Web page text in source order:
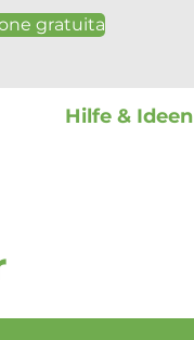
gratuita
Hilfe & Ideen